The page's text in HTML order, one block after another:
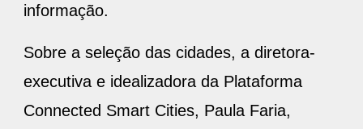
informação.
Sobre a seleção das cidades, a diretora-
executiva e idealizadora da Plataforma
Connected Smart Cities, Paula Faria,